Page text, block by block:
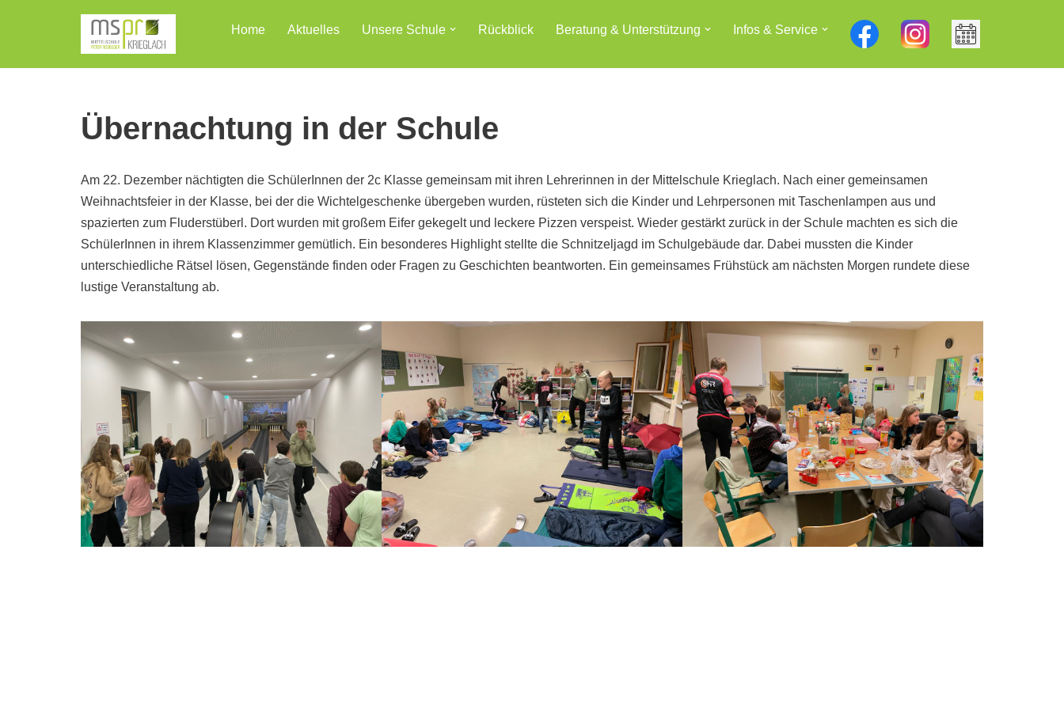
Inhalt
Home Aktuelles Unsere Schule Rückblick Beratung & Unterstützung Infos & Service
Übernachtung in der Schule
Am 22. Dezember nächtigten die SchülerInnen der 2c Klasse gemeinsam mit ihren Lehrerinnen in der Mittelschule Krieglach. Nach einer gemeinsamen
Weihnachtsfeier in der Klasse, bei der die Wichtelgeschenke übergeben wurden, rüsteten sich die Kinder und Lehrpersonen mit Taschenlampen aus und
spazierten zum Fluderstüberl. Dort wurden mit großem Eifer gekegelt und leckere Pizzen verspeist. Wieder gestärkt zurück in der Schule machten es sich die
SchülerInnen in ihrem Klassenzimmer gemütlich. Ein besonderes Highlight stellte die Schnitzeljagd im Schulgebäude dar. Dabei mussten die Kinder
unterschiedliche Rätsel lösen, Gegenstände finden oder Fragen zu Geschichten beantworten. Ein gemeinsames Frühstück am nächsten Morgen rundete diese
lustige Veranstaltung ab.